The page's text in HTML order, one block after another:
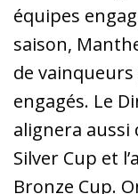
équipes
saison,
de
engagés. Le
alignera aussi
Silver Cup et
Bronze Cup.